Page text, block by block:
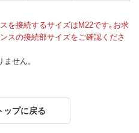
を接続するサイズはM22です｡お求
スの接続部サイズをご確認くださ
せん。
ップに戻る